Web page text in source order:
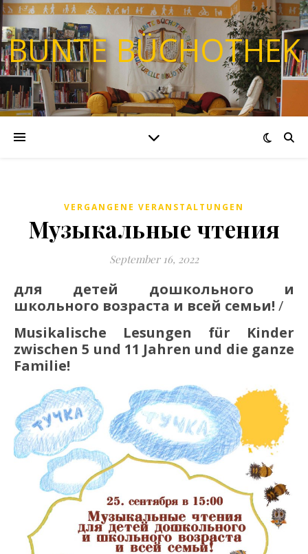
BUNTE BÜCHOTHEK
VERGANGENE VERANSTALTUNGEN
Музыкальные чтения
September 16, 2022
для детей дошкольного и
школьного возраста и всей семьи! /
Musikalische Lesungen
für Kinder
zwischen 5 und 11 Jahren und die ganze
Familie!